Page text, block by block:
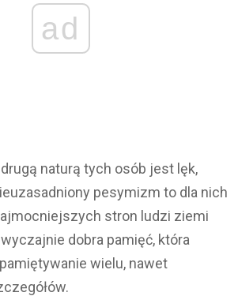
ad
naturą tych osób jest lęk,
pesymizm to dla nich
stron ludzi ziemi
dobra pamięć, która
wielu, nawet